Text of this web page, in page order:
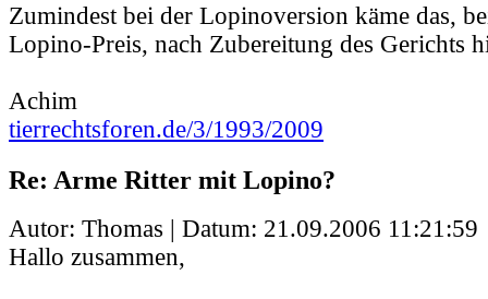
Zumindest bei der Lopinoversion käme das,
Lopino-Preis, nach Zubereitung des Gerichts
Achim
tierrechtsforen.de/3/1993/2009
Re: Arme Ritter mit Lopino?
Autor: Thomas | Datum: 21.09.2006 11:21:59
Hallo zusammen,